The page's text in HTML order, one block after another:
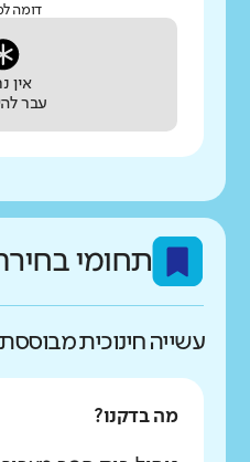
דומה
אין
עבר
תחומי
עשייה חינוכית מבוססת
מה בדקנו?